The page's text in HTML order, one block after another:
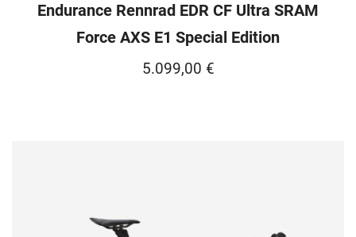
Endurance Rennrad EDR CF Ultra SRAM
Force AXS E1 Special Edition
5.099,00 €